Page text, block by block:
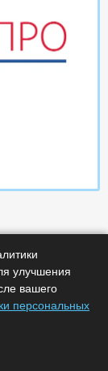
:
улучшения
вашего
персональных